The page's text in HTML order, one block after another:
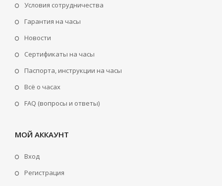
Условия сотрудничества
Гарантия на часы
Новости
Сертификаты на часы
Паспорта, инструкции на часы
Всё о часах
FAQ (вопросы и ответы)
МОЙ АККАУНТ
Вход
Регистрация